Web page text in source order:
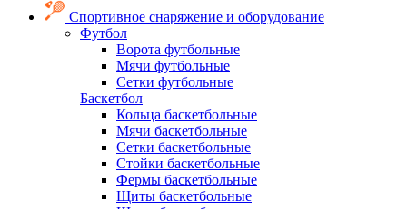
Спортивное снаряжение и оборудование
Футбол
Ворота футбольные
Мячи футбольные
Сетки футбольные
Баскетбол
Кольца баскетбольные
Мячи баскетбольные
Сетки баскетбольные
Стойки баскетбольные
Фермы баскетбольные
Щиты баскетбольные